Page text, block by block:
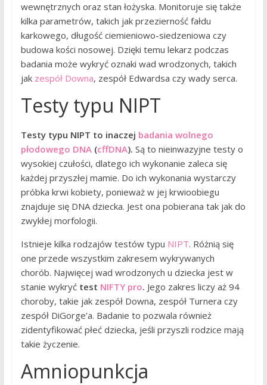
wewnętrznych oraz stan łożyska. Monitoruje się także
kilka parametrów, takich jak przezierność fałdu
karkowego, długość ciemieniowo-siedzeniowa czy
budowa kości nosowej. Dzięki temu lekarz podczas
badania może wykryć oznaki wad wrodzonych, takich
jak zespół Downa, zespół Edwardsa czy wady serca.
Testy typu NIPT
Testy typu NIPT to inaczej badania wolnego
płodowego DNA(cffDNA). Są to nieinwazyjne testy o
wysokiej czułości, dlatego ich wykonanie zaleca się
każdej przyszłej mamie. Do ich wykonania wystarczy
próbka krwi kobiety, ponieważ w jej krwioobiegu
znajduje się DNA dziecka. Jest ona pobierana tak jak do
zwykłej morfologii.
Istnieje kilka rodzajów testów typu NIPT. Różnią się
one przede wszystkim zakresem wykrywanych
chorób. Najwięcej wad wrodzonych u dziecka jest w
stanie wykryć test NIFTY pro. Jego zakres liczy aż 94
choroby, takie jak zespół Downa, zespół Turnera czy
zespół DiGorge’a. Badanie to pozwala również
zidentyfikować płeć dziecka, jeśli przyszli rodzice mają
takie życzenie.
Amniopunkcja